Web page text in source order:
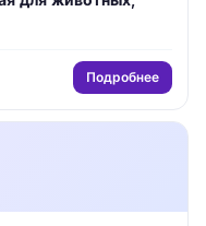
Подробнее